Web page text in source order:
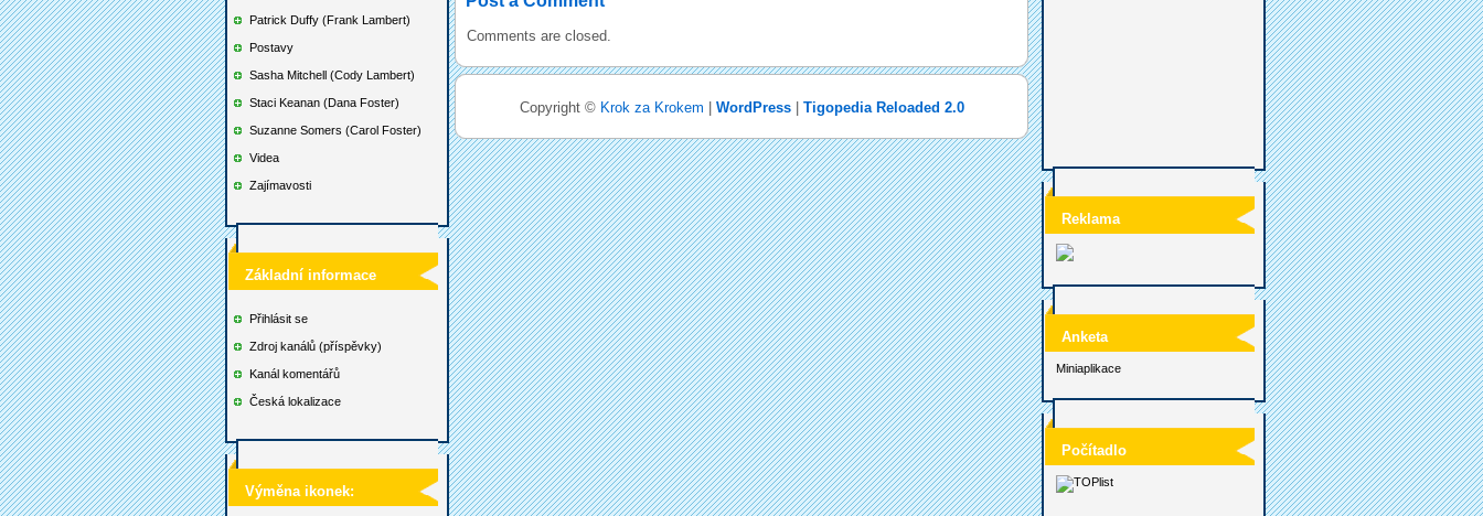
Patrick Duffy (Frank Lambert)
Postavy
Sasha Mitchell (Cody Lambert)
Staci Keanan (Dana Foster)
Suzanne Somers (Carol Foster)
Videa
Zajímavosti
Základní informace
Přihlásit se
Zdroj kanálů (příspěvky)
Kanál komentářů
Česká lokalizace
Výměna ikonek:
Reklama
Anketa
Miniaplikace
Počítadlo
Comments are closed.
Copyright © Krok za Krokem WordPress| Tigopedia Reloaded 2.0